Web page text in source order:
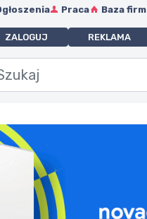
Praca Baza firm
ZALOGUJ REKLAMA